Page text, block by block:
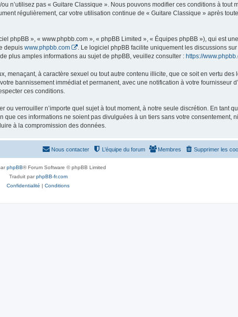
n’utilisez pas « Guitare Classique ». Nous pouvons modifier ces conditions à tout
régulièrement, car votre utilisation continue de « Guitare Classique » après
phpBB », « www.phpbb.com », « phpBB Limited », « Équipes phpBB »), qui est
depuis www.phpbb.com
. Le logiciel phpBB facilite uniquement les discussions sur
plus amples informations au sujet de phpBB, veuillez consulter : https://
à caractère sexuel ou tout autre contenu illicite, que ce soit en vertu des
bannissement immédiat et permanent, avec une notification à votre fournisseur
ces conditions.
verrouiller n’importe quel sujet à tout moment, à notre seule discrétion. En tant
ces informations ne soient pas divulguées à un tiers sans votre consentement,
à la compromission des données.
Supprimer les
Membres
L’équipe du forum
Nous contacter
phpBB® Forum Software © phpBB Limited
Traduit parphpBB-fr.com
Confidentialité | Conditions